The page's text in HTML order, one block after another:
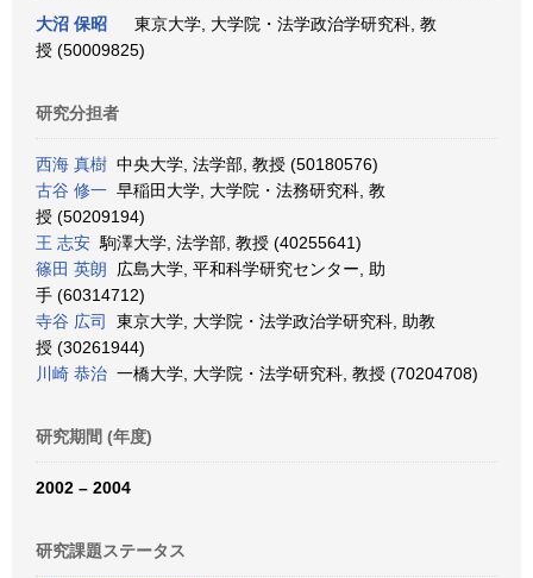
大沼 保昭
東京大学, 大学院・法学政治学研究科, 教
授 (50009825)
研究分担者
西海 真樹 中央大学, 法学部, 教授 (50180576)
古谷 修一 早稲田大学, 大学院・法務研究科, 教
授 (50209194)
王 志安 駒澤大学, 法学部, 教授 (40255641)
篠田 英朗 広島大学, 平和科学研究センター, 助
手 (60314712)
寺谷 広司
東京大学, 大学院・法学政治学研究科, 助教
授 (30261944)
川崎 恭治 一橋大学, 大学院・法学研究科, 教授 (70204708)
研究期間 (年度)
2002 – 2004
研究課題ステータス